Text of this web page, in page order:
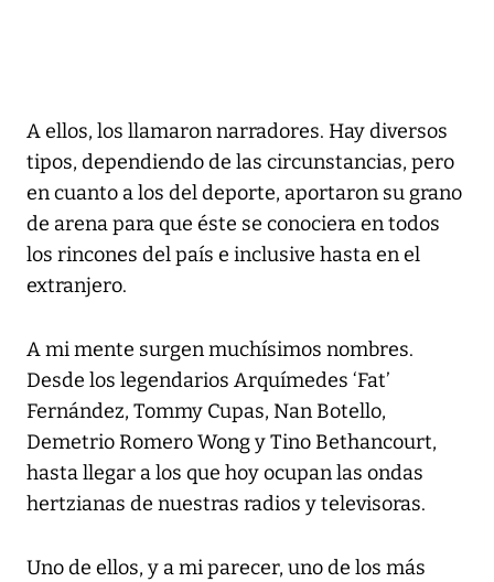
A ellos, los llamaron narradores. Hay diversos
tipos, dependiendo de las circunstancias, pero
en cuanto a los del deporte, aportaron su grano
de arena para que éste se conociera en todos
los rincones del país e inclusive hasta en el
extranjero.
A mi mente surgen muchísimos nombres.
Desde los legendarios Arquímedes ‘Fat’
Fernández, Tommy Cupas, Nan Botello,
Demetrio Romero Wong y Tino Bethancourt,
hasta llegar a los que hoy ocupan las ondas
hertzianas de nuestras radios y televisoras.
Uno de ellos, y a mi parecer, uno de los más